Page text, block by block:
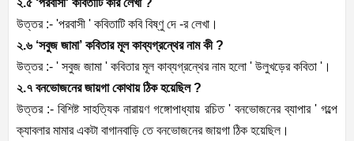
২.৫ ‘পরবাসী' কবিতাটি কার লেখা ?
উত্তর :- 'পরবাসী ' কবিতাটি কবি বিষ্ণু দে -র লেখা।
২.৬ ‘সবুজ জামা’ কবিতার মূল কাব্যগ্রন্থের নাম কী ?
উত্তর :- ' সবুজ জামা ' কবিতার মূল কাব্যগ্রন্থের নাম হলো ' উলুখড়ের কবিতা '।
২.৭ বনভোজনের জায়গা কোথায় ঠিক হয়েছিল ?
উত্তর :- বিশিষ্ট সাহত্যিক নারায়ণ গঙ্গোপাধ্যায় রচিত ' বনভোজনের ব্যাপার ' গল্পে
ক্যাবলার মামার একটা বাগানবাড়ি তে বনভোজনের জায়গা ঠিক হয়েছিল।